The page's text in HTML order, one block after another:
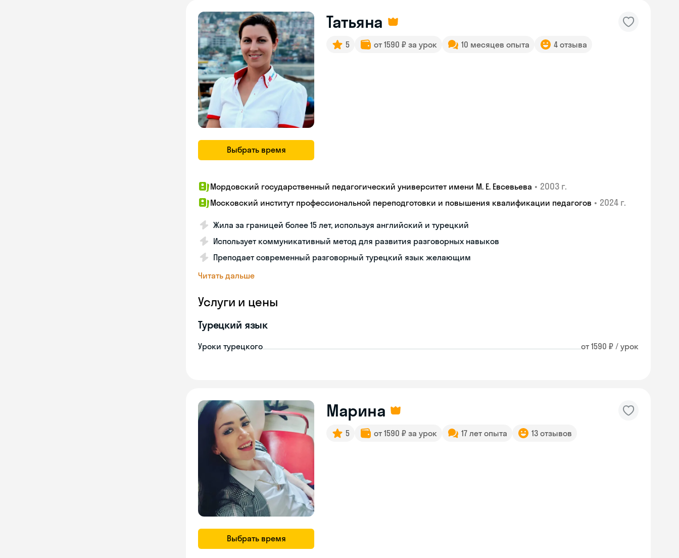
Выбрать время
Татьяна
5 от 1590 ₽ за урок 10 месяцев опыта 4 отзыва
Мордовский государственный педагогический университет имени М. Е. Евсевьева • 2003 г.
Московский институт профессиональной переподготовки и повышения квалификации педагогов • 2024 г.
Жила за границей более 15 лет, используя английский и турецкий
Использует коммуникативный метод для развития разговорных навыков
Преподает современный разговорный турецкий язык желающим
Читать дальше
Услуги и цены
Турецкий язык
Уроки турецкого от 1590 ₽ / урок
Выбрать время
Марина
5 от 1590 ₽ за урок 17 лет опыта 13 отзывов